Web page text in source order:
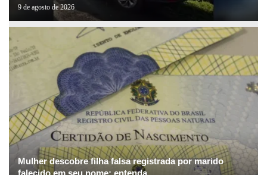
9 de agosto de 2026
Mulher descobre filha falsa registrada por marido